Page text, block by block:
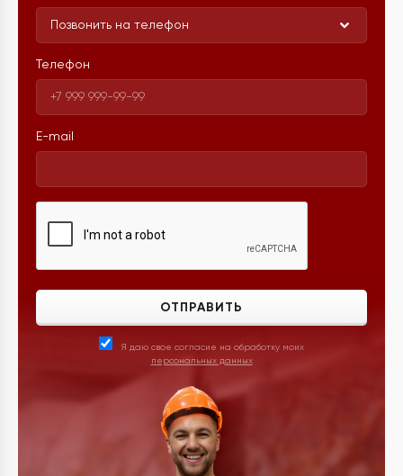
Позвонить на телефон
Телефон
E-mail
ОТПРАВИТЬ
Я даю свое согласие на обработку моих
персональных данных